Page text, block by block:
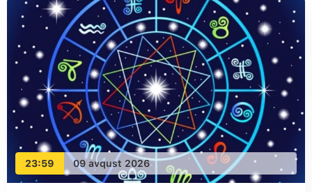
23:59 09 avqust 2026